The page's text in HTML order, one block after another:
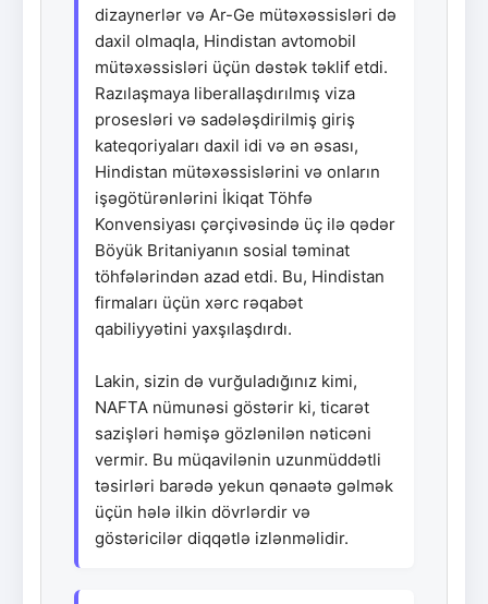
dizaynerlər və Ar-Ge mütəxəssisləri də
daxil olmaqla, Hindistan avtomobil
mütəxəssisləri üçün dəstək təklif etdi.
Razılaşmaya liberallaşdırılmış viza
prosesləri və sadələşdirilmiş giriş
kateqoriyaları daxil idi və ən əsası,
Hindistan mütəxəssislərini və onların
işəgötürənlərini İkiqat Töhfə
Konvensiyası çərçivəsində üç ilə qədər
Böyük Britaniyanın sosial təminat
töhfələrindən azad etdi. Bu, Hindistan
firmaları üçün xərc rəqabət
qabiliyyətini yaxşılaşdırdı.
Lakin, sizin də vurğuladığınız kimi,
NAFTA nümunəsi göstərir ki, ticarət
sazişləri həmişə gözlənilən nəticəni
vermir. Bu müqavilənin uzunmüddətli
təsirləri barədə yekun qənaətə gəlmək
üçün hələ ilkin dövrlərdir və
göstəricilər diqqətlə izlənməlidir.